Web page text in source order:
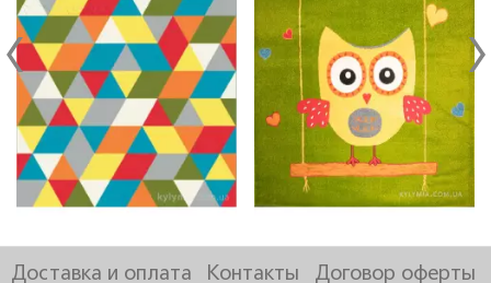
Доставка и оплата Контакты Договор оферты